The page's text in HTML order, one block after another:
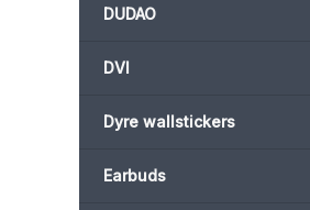
DUDAO
DVI
Dyre wallstickers
Earbuds